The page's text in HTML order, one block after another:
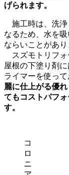
げられます。
施工時は、洗浄
なるため、水を
ならいことがあり
スズモトリフォ
屋根の下塗り剤
ライマーを使って
麗に仕上がる優
てもコストパフ
す。
コ
ロ
ニ